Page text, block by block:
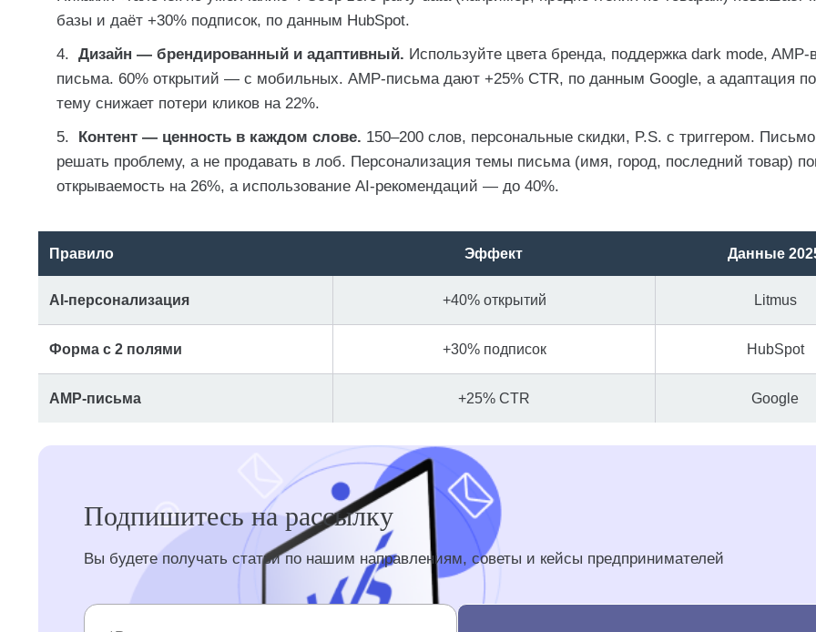
базы и даёт +30% подписок, по данным HubSpot.
Дизайн — брендированный и адаптивный. Используйте цвета бренда, поддержка dark mode, AMP-
письма. 60% открытий — с мобильных. AMP-письма дают +25% CTR, по данным Google, а адаптация
тему снижает потери кликов на 22%.
Контент — ценность в каждом слове. 150–200 слов, персональные скидки, P.S. с триггером.
решать проблему, а не продавать в лоб. Персонализация темы письма (имя, город, последний товар)
открываемость на 26%, а использование AI-рекомендаций — до 40%.
Правило Эффект Данные
AI-персонализация +40% открытий Litmus
Форма с 2 полями +30% подписок HubSpot
AMP-письма +25% CTR Google
Подпишитесь на рассылку
Вы будете получать статьи по нашим направлениям, советы и кейсы предпринимателей